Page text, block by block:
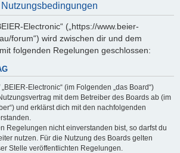
Electronic“ („https://www.beier-
forum“) wird zwischen dir und dem
folgenden Regelungen geschlossen:
Electronic“ (im Folgenden „das Board“)
mit dem Betreiber des Boards ab (im
und erklärst dich mit den nachfolgenden
Regelungen nicht einverstanden bist, so darfst du
nutzen. Für die Nutzung des Boards gelten
Stelle veröffentlichten Regelungen.